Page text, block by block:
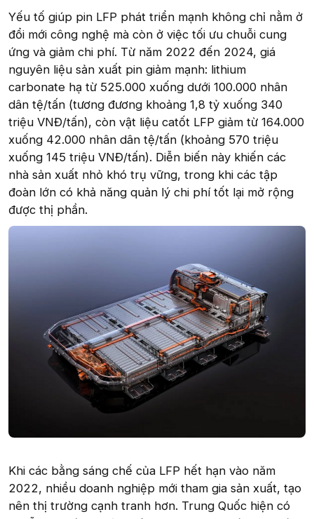
Yếu tố giúp pin LFP phát triển mạnh không chỉ nằm ở
đổi mới công nghệ mà còn ở việc tối ưu chuỗi cung
ứng và giảm chi phí. Từ năm 2022 đến 2024, giá
nguyên liệu sản xuất pin giảm mạnh: lithium
carbonate hạ từ 525.000 xuống dưới 100.000 nhân
dân tệ/tấn (tương đương khoảng 1,8 tỷ xuống 340
triệu VNĐ/tấn), còn vật liệu catốt LFP giảm từ 164.000
xuống 42.000 nhân dân tệ/tấn (khoảng 570 triệu
xuống 145 triệu VNĐ/tấn). Diễn biến này khiến các
nhà sản xuất nhỏ khó trụ vững, trong khi các tập
đoàn lớn có khả năng quản lý chi phí tốt lại mở rộng
được thị phần.
Khi các bằng sáng chế của LFP hết hạn vào năm
2022, nhiều doanh nghiệp mới tham gia sản xuất, tạo
nên thị trường cạnh tranh hơn. Trung Quốc hiện có